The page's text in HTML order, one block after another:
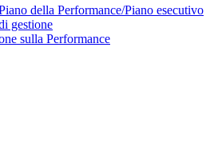
della Performance/Piano esecutivo
gestione
sulla Performance